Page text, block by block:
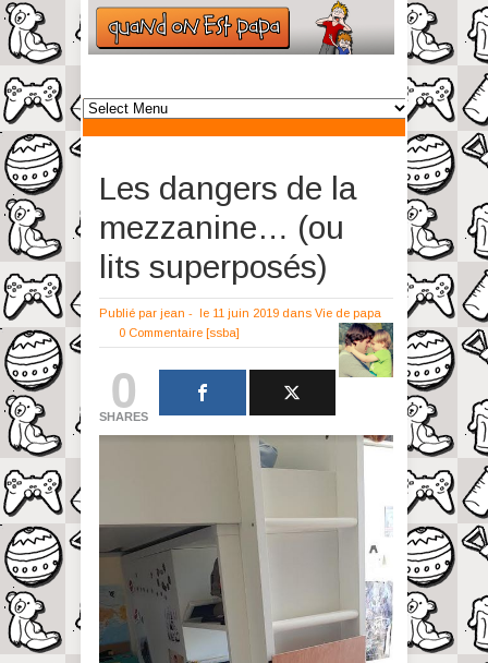
Les dangers de la
mezzanine… (ou
lits superposés)
Publié par jean - le 11 juin 2019 dans Vie de papa
0 Commentaire [ssba]
0
SHARES